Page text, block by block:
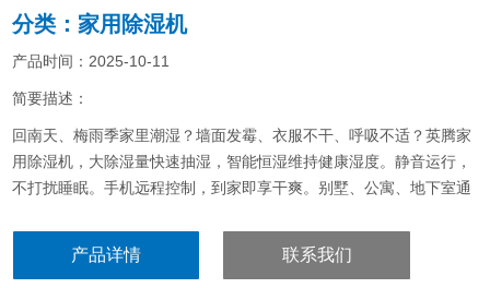
分类：家用除湿机
产品时间：2025-10-11
简要描述：
回南天、梅雨季家里潮湿？墙面发霉、衣服不干、呼吸不适？英腾家
用除湿机，大除湿量快速抽湿，智能恒湿维持健康湿度。静音运行，
不打扰睡眠。手机远程控制，到家即享干爽。别墅、公寓、地下室通
产品详情 联系我们